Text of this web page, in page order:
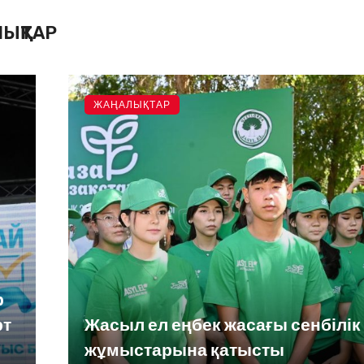
Жасыл ел еңбек жасағы сенбілік
жұмыстарына қатысты
ЖАҢАЛЫҚТАР